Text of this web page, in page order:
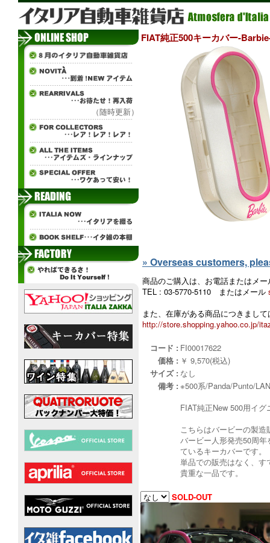
（随時更新）
FIAT純正500キーカバー-
» Overseas customers,
商品のご購入は、お電話またはメ
TEL : 03-5770-5110 またはメール
また、在庫がある商品につきまし
http://store.shopping.yahoo.co.jp/
コード : FI00017622
価格 : ￥ 9,570(税込)
サイズ : なし
備考 : ※500系/Panda/Punto/
FIAT純正New 500用イ
こちらはバービーの製
バービー人形発売50周
ているキーカバーです。
単品での販売はなく、
貴重な一品です。
SOLD-OUT